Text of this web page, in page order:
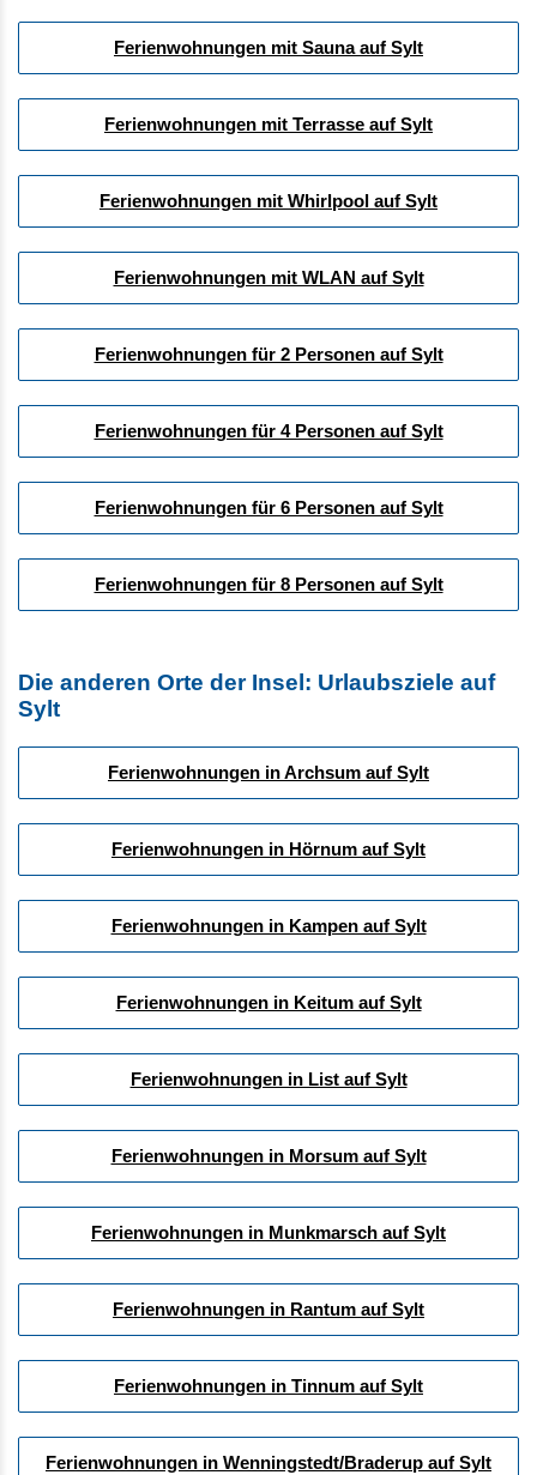
Ferienwohnungen mit Sauna auf Sylt
Ferienwohnungen mit Terrasse auf Sylt
Ferienwohnungen mit Whirlpool auf Sylt
Ferienwohnungen mit WLAN auf Sylt
Ferienwohnungen für 2 Personen auf Sylt
Ferienwohnungen für 4 Personen auf Sylt
Ferienwohnungen für 6 Personen auf Sylt
Ferienwohnungen für 8 Personen auf Sylt
Die anderen Orte der Insel: Urlaubsziele auf
Sylt
Ferienwohnungen in Archsum auf Sylt
Ferienwohnungen in Hörnum auf Sylt
Ferienwohnungen in Kampen auf Sylt
Ferienwohnungen in Keitum auf Sylt
Ferienwohnungen in List auf Sylt
Ferienwohnungen in Morsum auf Sylt
Ferienwohnungen in Munkmarsch auf Sylt
Ferienwohnungen in Rantum auf Sylt
Ferienwohnungen in Tinnum auf Sylt
Ferienwohnungen in Wenningstedt/Braderup auf Sylt